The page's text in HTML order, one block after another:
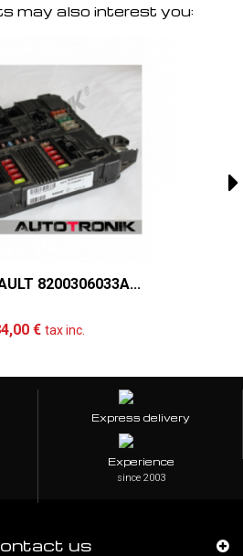
may also interest you:
8200306033A...
€ tax inc.
Express delivery
Experience
since 2003
us